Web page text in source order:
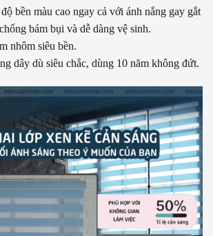
bền màu cao ngay cả với ánh nắng gay gắt
bám bụi và dễ dàng vệ sinh.
nhôm siêu bền.
dây dù siêu chắc, dùng 10 năm không đứt.